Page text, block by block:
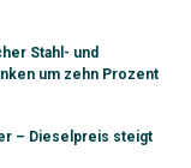
Stahl- und
um zehn Prozent
– Dieselpreis steigt